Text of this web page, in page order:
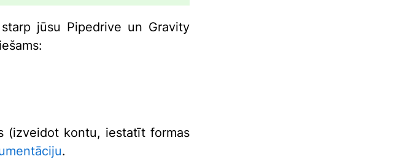
jūsu Pipedrive un Gravity
(izveidot kontu, iestatīt formas
.